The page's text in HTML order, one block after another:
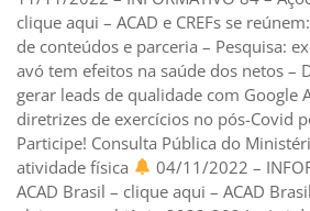
clique aqui – ACAD e CREFs se
de conteúdos e parceria – Pesquisa:
avó tem efeitos na saúde dos netos –
gerar leads de qualidade com Google
diretrizes de exercícios no pós-Covid
Participe! Consulta Pública do
atividade física
04/11/2022 –
ACAD Brasil – clique aqui – ACAD